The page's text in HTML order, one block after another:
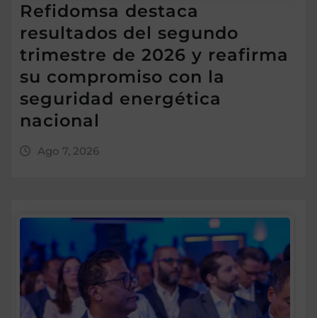
Refidomsa destaca
resultados del segundo
trimestre de 2026 y reafirma
su compromiso con la
seguridad energética
nacional
Ago 7, 2026